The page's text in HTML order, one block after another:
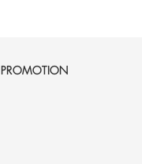
PROMOTION